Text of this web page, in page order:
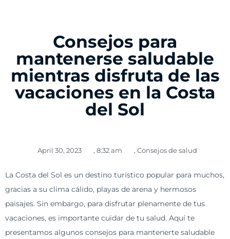
Consejos para
mantenerse saludable
mientras disfruta de las
vacaciones en la Costa
del Sol
April 30, 2023 , 8:32 am , Consejos de salud
La Costa del Sol es un destino turístico popular para muchos,
gracias a su clima cálido, playas de arena y hermosos
paisajes. Sin embargo, para disfrutar plenamente de tus
vacaciones, es importante cuidar de tu salud. Aquí te
presentamos algunos consejos para mantenerte saludable